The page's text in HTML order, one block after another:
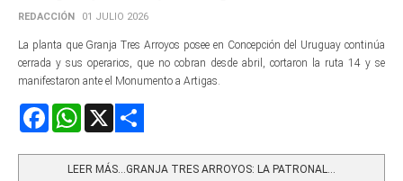
REDACCIÓN 01 JULIO 2026
La planta que Granja Tres Arroyos posee en Concepción del Uruguay continúa
cerrada y sus operarios, que no cobran desde abril, cortaron la ruta 14 y se
manifestaron ante el Monumento a Artigas.
FacebookWhatsApp
LEER MÁS…GRANJA TRES ARROYOS: LA PATRONAL...